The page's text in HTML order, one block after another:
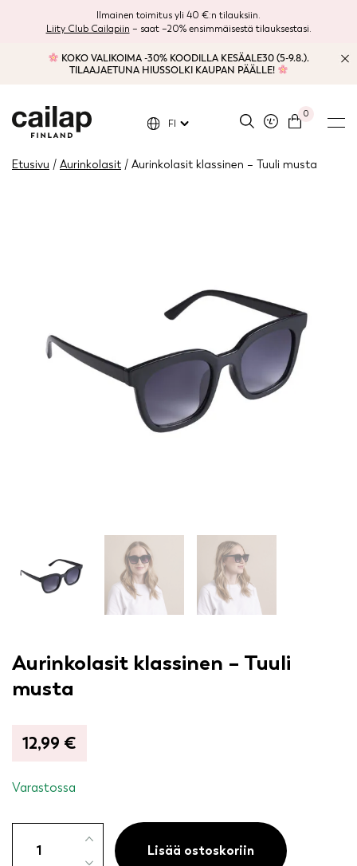
Ilmainen toimitus yli 40 €:n tilauksiin.
Liity Club Cailapiin – saat –20% ensimmäisestä tilauksestasi.
KOKO VALIKOIMA -30% KOODILLA KESÄALE30 (5-9.8.).
TILAAJAETUNA HIUSSOLKI KAUPAN PÄÄLLE!
0
FI
Etusivu / Aurinkolasit / Aurinkolasit klassinen – Tuuli musta
Aurinkolasit klassinen – Tuuli
musta
12,99 €
Varastossa
klassinen
Lisää ostoskoriin